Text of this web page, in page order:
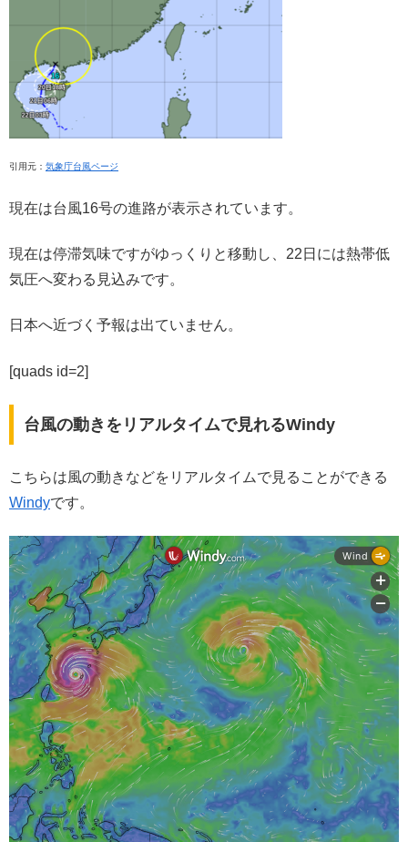
引用元： 気象庁台風ページ
現在は台風16号の進路が表示されています。
現在は停滞気味ですがゆっくりと移動し、22日には熱帯低
気圧へ変わる見込みです。
日本へ近づく予報は出ていません。
[quads id=2]
台風の動きをリアルタイムで見れるWindy
こちらは風の動きなどをリアルタイムで見ることができる
Windyです。